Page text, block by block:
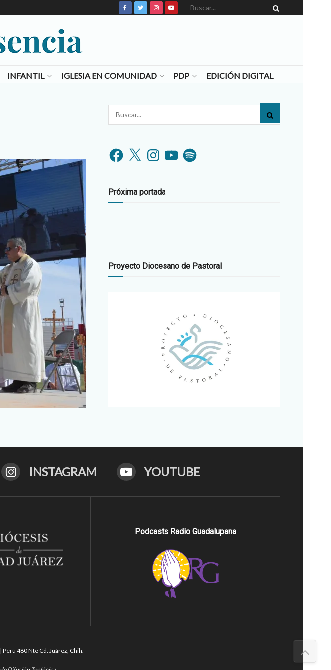
INFANTIL IGLESIA EN COMUNIDAD PDP EDICIÓN DIGITAL
Facebook
X Instagram
YouTube
Spotify
Próxima portada
Proyecto Diocesano de Pastoral
INSTAGRAM YOUTUBE
Podcasts Radio Guadalupana
| Perú 480 Nte Cd. Juárez, Chih.